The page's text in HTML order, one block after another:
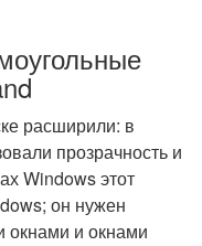
расширили: в
прозрачность и
Windows этот
он нужен
окнами и окнами